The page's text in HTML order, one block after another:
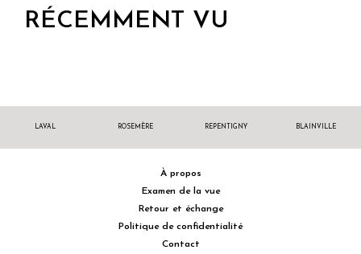
RÉCEMMENT VU
LAVAL ROSEMÈRE REPENTIGNY BLAINVILLE
À propos
Examen de la vue
Retour et échange
Politique de confidentialité
Contact